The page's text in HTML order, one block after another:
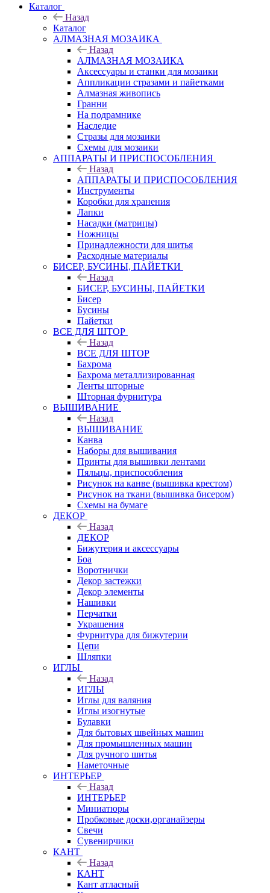
Каталог
Назад
Каталог
АЛМАЗНАЯ МОЗАИКА
Назад
АЛМАЗНАЯ МОЗАИКА
Аксессуары и станки для мозаики
Аппликации стразами и пайетками
Алмазная живопись
Гранни
На подрамнике
Наследие
Стразы для мозаики
Схемы для мозаики
АППАРАТЫ И ПРИСПОСОБЛЕНИЯ
Назад
АППАРАТЫ И ПРИСПОСОБЛЕНИЯ
Инструменты
Коробки для хранения
Лапки
Насадки (матрицы)
Ножницы
Принадлежности для шитья
Расходные материалы
БИСЕР, БУСИНЫ, ПАЙЕТКИ
Назад
БИСЕР, БУСИНЫ, ПАЙЕТКИ
Бисер
Бусины
Пайетки
ВСЕ ДЛЯ ШТОР
Назад
ВСЕ ДЛЯ ШТОР
Бахрома
Бахрома металлизированная
Ленты шторные
Шторная фурнитура
ВЫШИВАНИЕ
Назад
ВЫШИВАНИЕ
Канва
Наборы для вышивания
Принты для вышивки лентами
Пяльцы, приспособления
Рисунок на канве (вышивка крестом)
Рисунок на ткани (вышивка бисером)
Схемы на бумаге
ДЕКОР
Назад
ДЕКОР
Бижутерия и аксессуары
Боа
Воротнички
Декор застежки
Декор элементы
Нашивки
Перчатки
Украшения
Фурнитура для бижутерии
Цепи
Шляпки
ИГЛЫ
Назад
ИГЛЫ
Иглы для валяния
Иглы изогнутые
Булавки
Для бытовых швейных машин
Для промышленных машин
Для ручного шитья
Наметочные
ИНТЕРЬЕР
Назад
ИНТЕРЬЕР
Миниатюры
Пробковые доски,органайзеры
Свечи
Сувенирчики
КАНТ
Назад
КАНТ
Кант атласный